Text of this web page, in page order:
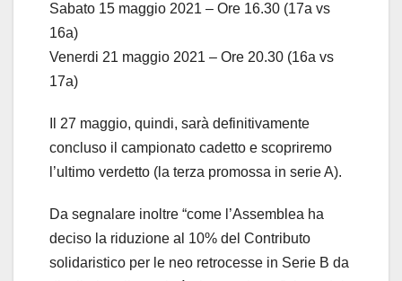
Sabato 15 maggio 2021 – Ore 16.30 (17a vs
16a)
Venerdi 21 maggio 2021 – Ore 20.30 (16a vs
17a)
Il 27 maggio, quindi, sarà definitivamente
concluso il campionato cadetto e scopriremo
l’ultimo verdetto (la terza promossa in serie A).
Da segnalare inoltre “come l’Assemblea ha
deciso la riduzione al 10% del Contributo
solidaristico per le neo retrocesse in Serie B da